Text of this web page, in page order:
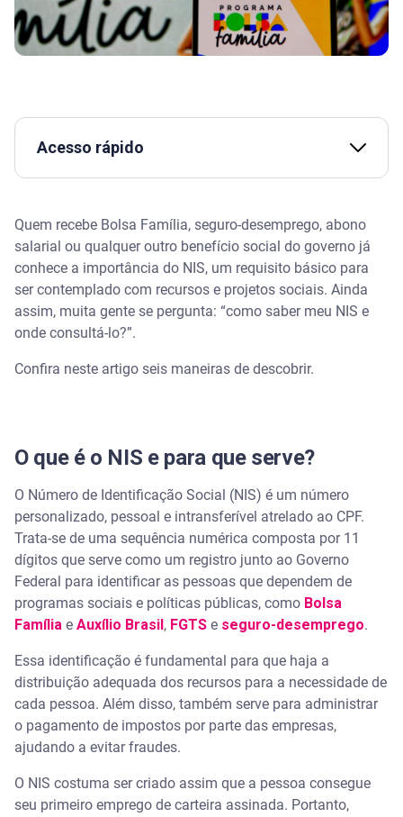
Acesso rápido
Qual a diferença entre NIS e PIS?
Assista | Como consultar o número do PIS fácil e
rápido!
Quem recebe Bolsa Família, seguro-desemprego, abono
salarial ou qualquer outro benefício social do governo já
conhece a importância do NIS, um requisito básico para
ser contemplado com recursos e projetos sociais. Ainda
assim, muita gente se pergunta: “como saber meu NIS e
onde consultá-lo?”.
Confira neste artigo seis maneiras de descobrir.
O que é o NIS e para que serve?
O Número de Identificação Social (NIS) é um número
personalizado, pessoal e intransferível atrelado ao CPF.
Trata-se de uma sequência numérica composta por 11
dígitos que serve como um registro junto ao Governo
Federal para identificar as pessoas que dependem de
programas sociais e políticas públicas, como Bolsa
Família e Auxílio Brasil , FGTS e seguro-desemprego.
Essa identificação é fundamental para que haja a
distribuição adequada dos recursos para a necessidade de
cada pessoa. Além disso, também serve para administrar
o pagamento de impostos por parte das empresas,
ajudando a evitar fraudes.
O NIS costuma ser criado assim que a pessoa consegue
seu primeiro emprego de carteira assinada. Portanto,